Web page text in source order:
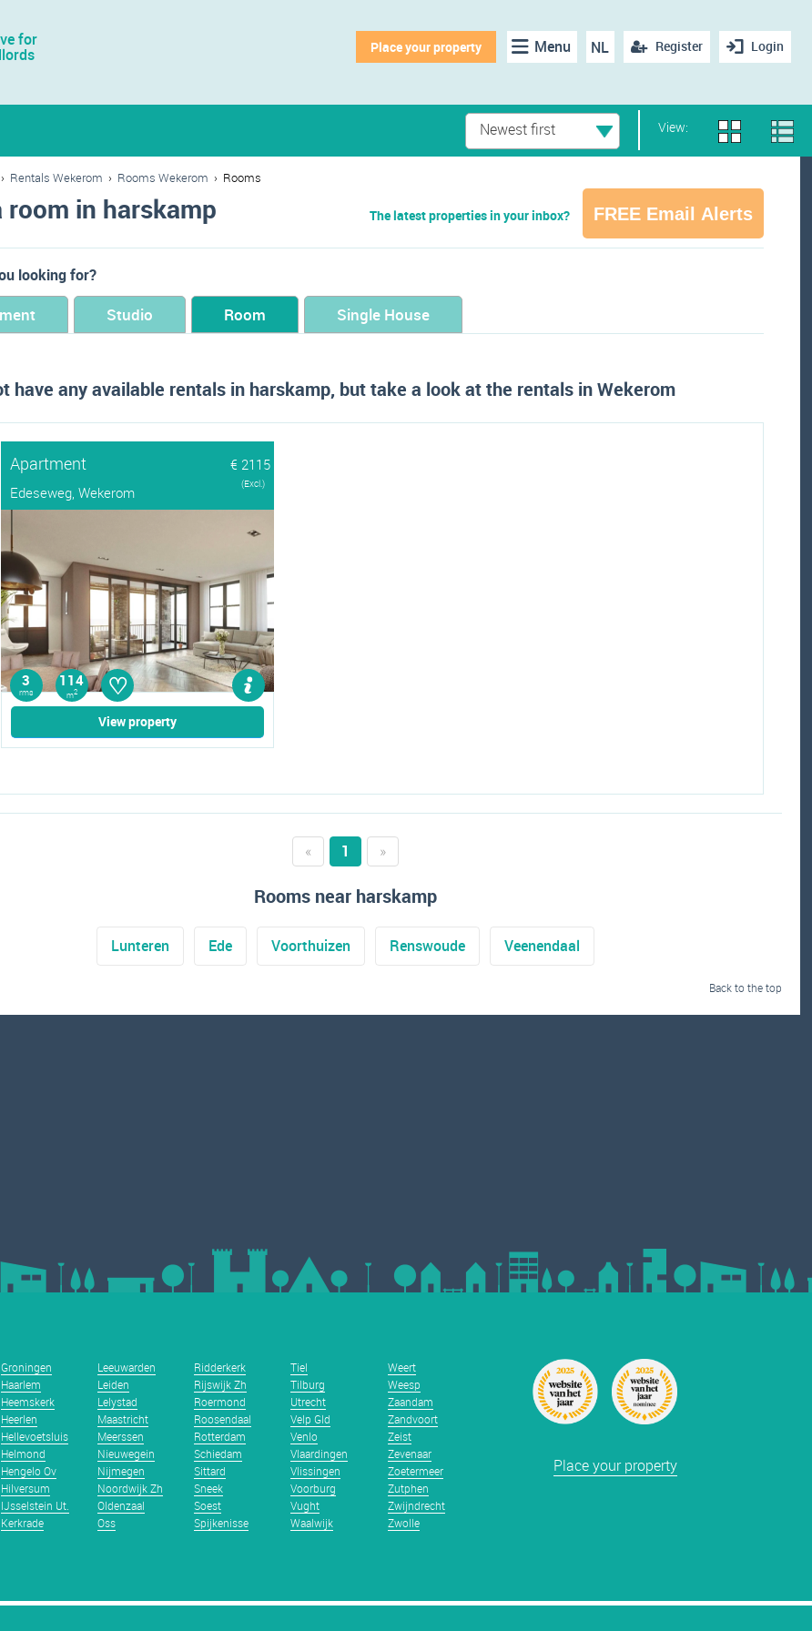
for Login
Register
NL
Menu
Place your property
View:
Newest first
› Rentals Wekerom › Rooms Wekerom › Rooms
room in harskamp The latest properties in your inbox? FREE Email Alerts
looking for?
Studio Room Single House
have any available rentals in harskamp, but take a look at the rentals in Wekerom
Apartment
€ 2115
Edeseweg, Wekerom
(Excl.)
3
rms
114
m2 ♡
View property
« 1 »
Rooms near harskamp
Lunteren Ede Voorthuizen Renswoude Veenendaal
Back to the top
Groningen
Haarlem
Heemskerk
Heerlen
Hellevoetsluis
Helmond
Hengelo Ov
Hilversum
IJsselstein Ut.
Kerkrade
Leeuwarden
Leiden
Lelystad
Maastricht
Meerssen
Nieuwegein
Nijmegen
Noordwijk Zh
Oldenzaal
Oss
Ridderkerk
Rijswijk Zh
Roermond
Roosendaal
Rotterdam
Schiedam
Sittard
Sneek
Soest
Spijkenisse
Tiel
Tilburg
Utrecht
Velp Gld
Venlo
Vlaardingen
Vlissingen
Voorburg
Vught
Waalwijk
Weert
Weesp
Zaandam
Zandvoort
Zeist
Zevenaar
Zoetermeer
Zutphen
Zwijndrecht
Zwolle
Place your property